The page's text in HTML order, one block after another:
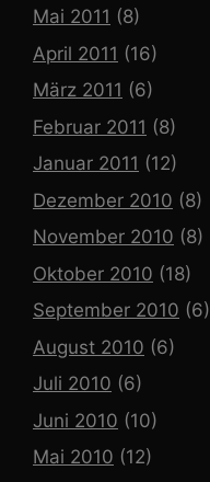
Mai 2011 (8)
April 2011 (16)
März 2011 (6)
Februar 2011 (8)
Januar 2011 (12)
Dezember 2010 (8)
November 2010 (8)
Oktober 2010 (18)
September 2010 (6)
August 2010 (6)
Juli 2010 (6)
Juni 2010 (10)
Mai 2010 (12)